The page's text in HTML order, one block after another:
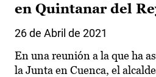
en Quintanar del
26 de Abril de 2021
En una reunión a la que ha
la Junta en Cuenca, el